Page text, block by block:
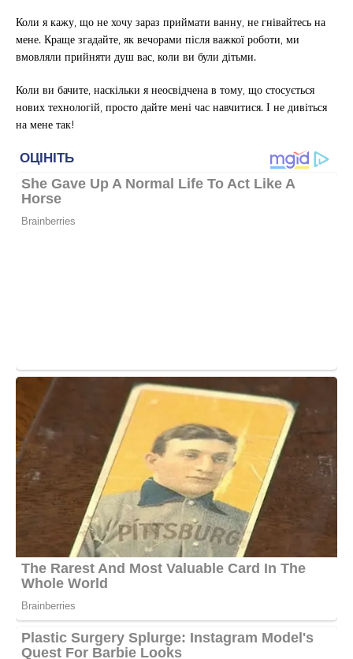
Коли я кажу, що не хочу зараз приймати ванну, не гнівайтесь на
мене. Краще згадайте, як вечорами після важкої роботи, ми
вмовляли прийняти душ вас, коли ви були дітьми.
Коли ви бачите, наскільки я неосвідчена в тому, що стосується
нових технологій, просто дайте мені час навчитися. І не дивіться
на мене так!